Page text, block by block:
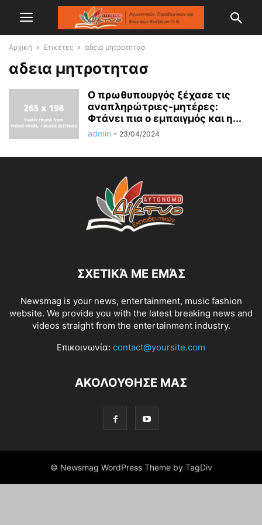
Αρχική Ετικέτες αδεια μητροτητασ
αδεια μητροτητασ
Ο πρωθυπουργός ξέχασε τις
αναπληρώτριες-μητέρες:
Φτάνει πια ο εμπαιγμός και η...
admin - 23/04/2024
ΣΧΕΤΙΚΆ ΜΕ ΕΜΆΣ
Newsmag is your news, entertainment, music fashion
website. We provide you with the latest breaking news and
videos straight from the entertainment industry.
Επικοινωνία: contact@yoursite.com
ΑΚΟΛΟΥΘΗΣΕ ΜΑΣ
© Newsmag WordPress Theme by TagDiv